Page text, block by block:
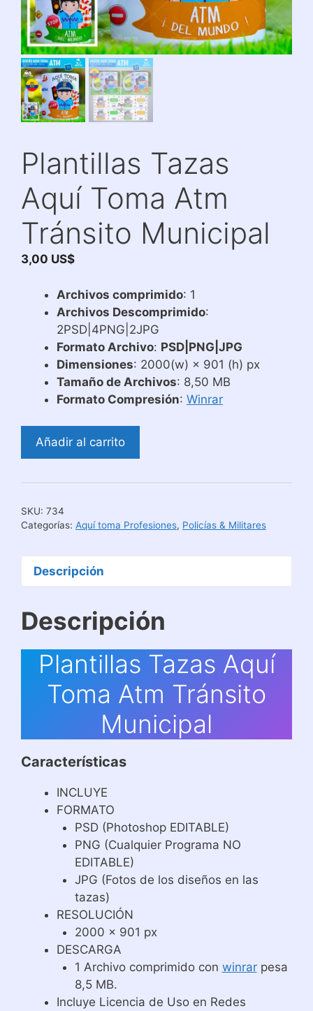
Plantillas Tazas
Aquí Toma Atm
Tránsito Municipal
3,00 US$
Archivos comprimido: 1
Archivos Descomprimido:
2PSD|4PNG|2JPG
Formato Archivo: PSD|PNG|JPG
Dimensiones: 2000(w) × 901 (h) px
Tamaño de Archivos: 8,50 MB
Formato Compresión: Winrar
Plantillas
Tazas
Toma
Tránsito
Añadir al carrito
SKU: 734
Categorías: Aquí toma Profesiones, Policías & Militares
Descripción
Descripción
Plantillas Tazas Aquí
Toma Atm Tránsito
Municipal
Características
INCLUYE
FORMATO
PSD (Photoshop EDITABLE)
PNG (Cualquier Programa NO
EDITABLE)
JPG (Fotos de los diseños en las
tazas)
RESOLUCIÓN
2000 x 901 px
DESCARGA
1 Archivo comprimido con winrarpesa
8,5 MB.
Incluye Licencia de Uso en Redes